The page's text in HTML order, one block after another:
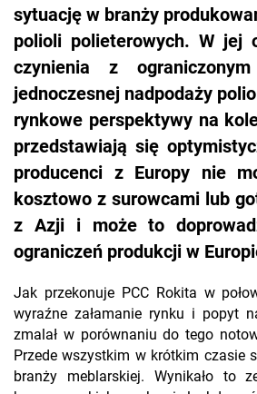
sytuację w branży
polioli polieterowych. W jej
czynienia z
jednoczesnej nadpodaży
rynkowe perspektywy na
przedstawiają się
producenci z Europy nie
kosztowo z surowcami lub
z Azji i może to
ograniczeń produkcji w
Jak przekonuje PCC Rokita w
wyraźne załamanie rynku i popyt
zmalał w porównaniu do tego
Przede wszystkim w krótkim czasie
branży meblarskiej. Wynikało to